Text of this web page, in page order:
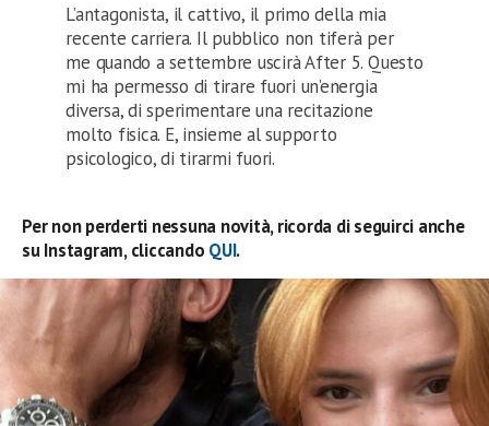
L’antagonista, il cattivo, il primo della mia
recente carriera. Il pubblico non tiferà per
me quando a settembre uscirà After 5. Questo
mi ha permesso di tirare fuori un’energia
diversa, di sperimentare una recitazione
molto fisica. E, insieme al supporto
psicologico, di tirarmi fuori.
Per non perderti nessuna novità, ricorda di seguirci anche
su Instagram, cliccando QUI.